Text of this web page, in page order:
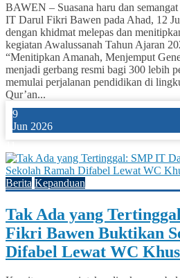
BAWEN – Suasana haru dan
IT Darul Fikri Bawen pada Ahad, 12
dengan khidmat melepas dan
kegiatan Awalussanah Tahun Ajaran
“Menitipkan Amanah, Menjemput
menjadi gerbang resmi bagi 300 lebih
memulai perjalanan pendidikan di
Qur’an...
9
Jun 2026
Berita Kepanduan
Tak Ada yang
Fikri Bawen Buktikan
Difabel Lewat WC